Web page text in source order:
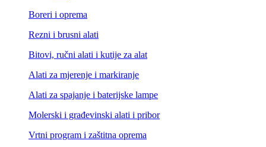
Boreri i oprema
Rezni i brusni alati
Bitovi, ručni alati i kutije za alat
Alati za mjerenje i markiranje
Alati za spajanje i baterijske lampe
Molerski i građevinski alati i pribor
Vrtni program i zaštitna oprema